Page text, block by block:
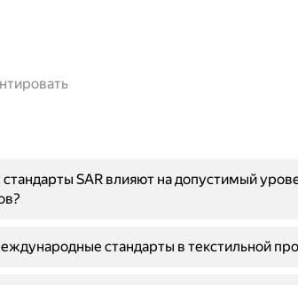
SAR влияют на допустимый
стандарты в текстильной